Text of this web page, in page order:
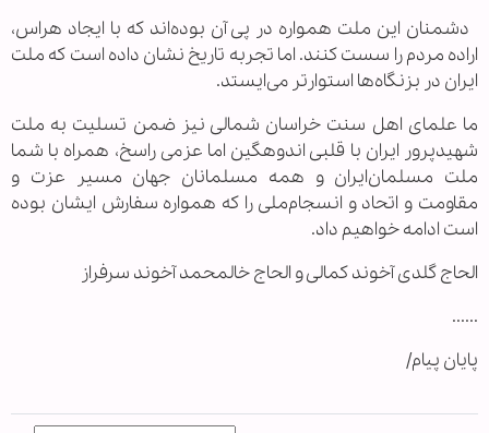
دشمنان این ملت همواره در پی آن بوده‌اند که با ایجاد هراس،
اراده مردم را سست کنند. اما تجربه تاریخ نشان داده است که ملت
ایران در بزنگاه‌ها استوارتر می‌ایستد.
ما علمای اهل سنت خراسان شمالی نیز ضمن تسلیت به ملت
شهیدپرور ایران با قلبی اندوهگین اما عزمی راسخ، همراه با شما
ملت مسلمان‌ایران و همه مسلمانان جهان مسیر عزت و
مقاومت و اتحاد و انسجام‌ملی را که همواره سفارش ایشان بوده
است ادامه خواهیم داد.
الحاج گلدی آخوند کمالی و الحاج خالمحمد آخوند سرفراز
......
پایان پیام/